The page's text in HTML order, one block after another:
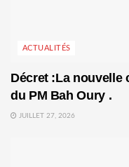
ACTUALITÉS
Décret :La nouvelle
du PM Bah Oury .
JUILLET 27, 2026